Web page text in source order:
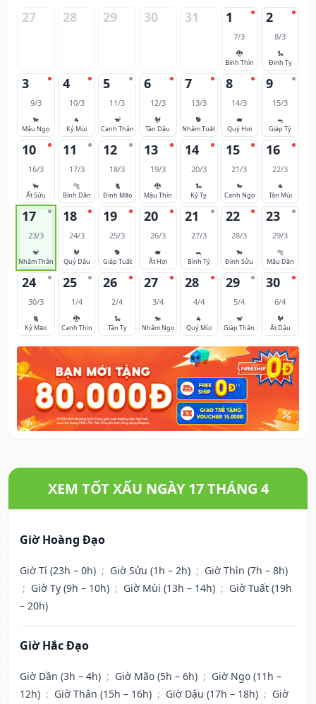
27 28 29 30 31 1
7/3
🐉
Bính Thìn
2
8/3
🐍
Đinh Tỵ
3
9/3
🐎
Mậu Ngọ
4
10/3
🐐
Kỷ Mùi
5
11/3
🐒
Canh Thân
6
12/3
🐓
Tân Dậu
7
13/3
🐕
Nhâm Tuất
8
14/3
🐖
Quý Hợi
9
15/3
🐀
Giáp Tý
10
16/3
🐂
Ất Sửu
11
17/3
🐅
Bính Dần
12
18/3
🐈
Đinh Mão
13
19/3
🐉
Mậu Thìn
14
20/3
🐍
Kỷ Tỵ
15
21/3
🐎
Canh Ngọ
16
22/3
🐐
Tân Mùi
17
23/3
🐒
Nhâm Thân
18
24/3
🐓
Quý Dậu
19
25/3
🐕
Giáp Tuất
20
26/3
🐖
Ất Hợi
21
27/3
🐀
Bính Tý
22
28/3
🐂
Đinh Sửu
23
29/3
🐅
Mậu Dần
24
30/3
🐈
Kỷ Mão
25
1/4
🐉
Canh Thìn
26
2/4
🐍
Tân Tỵ
27
3/4
🐎
Nhâm Ngọ
28
4/4
🐐
Quý Mùi
29
5/4
🐒
Giáp Thân
30
6/4
🐓
Ất Dậu
XEM TỐT XẤU NGÀY 17 THÁNG 4
Giờ Hoàng Đạo
Giờ Tí (23h – 0h) ; Giờ Sửu (1h – 2h) ; Giờ Thìn (7h – 8h)
; Giờ Tỵ (9h – 10h) ; Giờ Mùi (13h – 14h) ; Giờ Tuất (19h
– 20h)
Giờ Hắc Đạo
Giờ Dần (3h – 4h) ; Giờ Mão (5h – 6h) ; Giờ Ngọ (11h –
12h) ; Giờ Thân (15h – 16h) ; Giờ Dậu (17h – 18h) ; Giờ